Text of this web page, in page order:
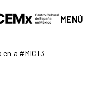
MENÚ
en la #MICT3